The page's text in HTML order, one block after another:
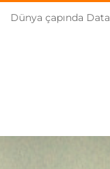
Dünya çapında